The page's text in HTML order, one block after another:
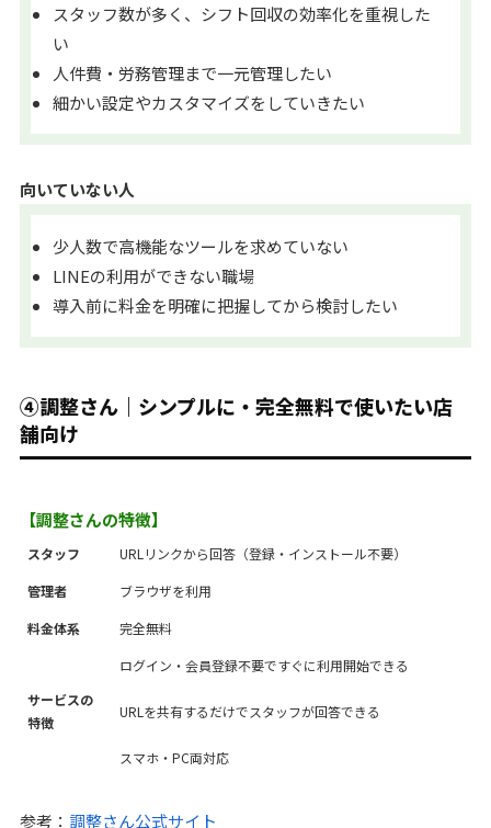
スタッフ数が多く、シフト回収の効率化を重視した
い
人件費・労務管理まで一元管理したい
細かい設定やカスタマイズをしていきたい
向いていない人
少人数で高機能なツールを求めていない
LINEの利用ができない職場
導入前に料金を明確に把握してから検討したい
④調整さん｜シンプルに・完全無料で使いたい店
舗向け
【調整さんの特徴】
スタッフ
URLリンクから回答（登録・インストール不要）
管理者
ブラウザを利用
料金体系
完全無料
サービスの
特徴
ログイン・会員登録不要ですぐに利用開始できる
URLを共有するだけでスタッフが回答できる
スマホ・PC両対応
参考： 調整さん公式サイト